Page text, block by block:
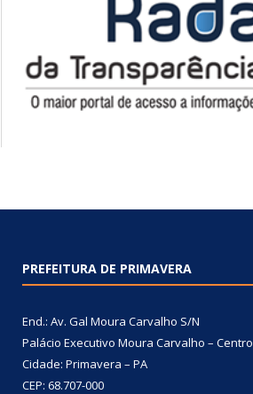
PREFEITURA DE PRIMAVERA
End.: Av. Gal Moura Carvalho S/N
Palácio Executivo Moura Carvalho – Centro
Cidade: Primavera – PA
CEP: 68.707-000